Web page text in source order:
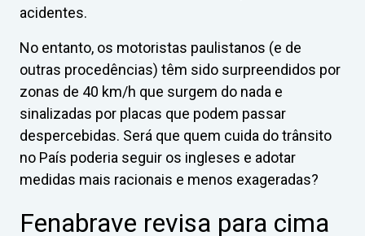
acidentes.
No entanto, os motoristas paulistanos (e de
outras procedências) têm sido surpreendidos por
zonas de 40 km/h que surgem do nada e
sinalizadas por placas que podem passar
despercebidas. Será que quem cuida do trânsito
no País poderia seguir os ingleses e adotar
medidas mais racionais e menos exageradas?
Fenabrave revisa para cima